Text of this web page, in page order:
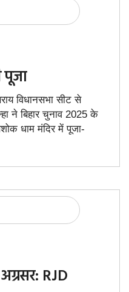
पूजा
विधानसभा सीट से
ने बिहार चुनाव 2025 के
धाम मंदिर में पूजा-
RJD